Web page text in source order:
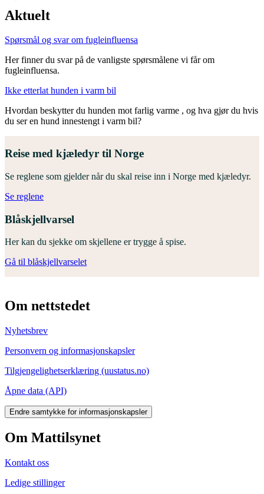
Aktuelt
Spørsmål og svar om fugleinfluensa
Her finner du svar på de vanligste spørsmålene vi får om
fugleinfluensa.
Ikke etterlat hunden i varm bil
Hvordan beskytter du hunden mot farlig varme , og hva gjør du hvis
du ser en hund innestengt i varm bil?
Reise med kjæledyr til Norge
Se reglene som gjelder når du skal reise inn i Norge med kjæledyr.
Se reglene
Blåskjellvarsel
Her kan du sjekke om skjellene er trygge å spise.
Gå til blåskjellvarselet
Om nettstedet
Nyhetsbrev
Personvern og informasjonskapsler
Tilgjengelighetserklæring (uustatus.no)
Åpne data (API)
Endre samtykke for informasjonskapsler
Om Mattilsynet
Kontakt oss
Ledige stillinger